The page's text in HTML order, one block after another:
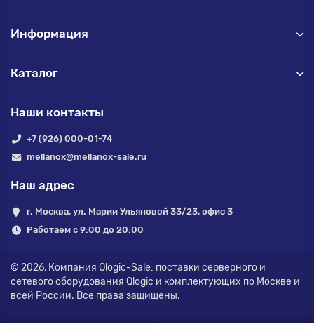
Информация
Каталог
Наши контакты
+7 (926) 000-01-74
mellanox@mellanox-sale.ru
Наш адрес
г. Москва, ул. Марии Ульяновой 33/23, офис 3
Работаем с 9:00 до 20:00
© 2026, Компания Qlogic-Sale: поставки серверного и
сетевого оборудования Qlogic и комплектующих по Москве и
всей России. Все права защищены.